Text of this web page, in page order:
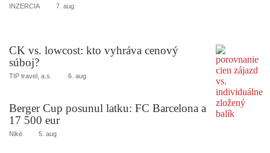
INZERCIA 7. aug
CK vs. lowcost: kto vyhráva cenový
súboj?
TIP travel, a.s. 6. aug
Berger Cup posunul latku: FC Barcelona a
17 500 eur
Niké 5. aug